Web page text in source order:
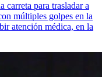
carreta para trasladar a
múltiples golpes en la
atención médica, en la